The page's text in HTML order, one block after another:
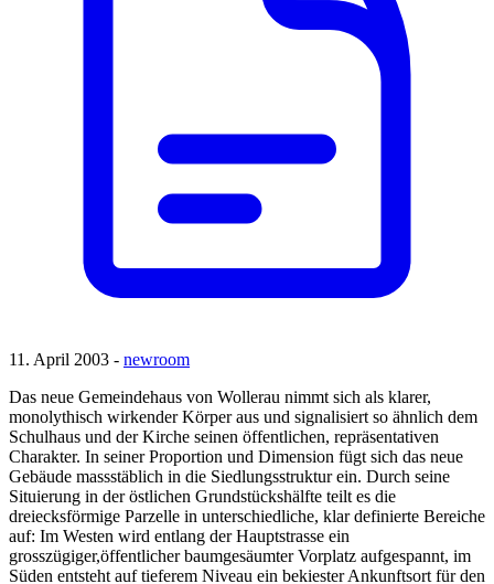
11. April 2003 - newroom
Das neue Gemeindehaus von Wollerau nimmt sich als klarer,
monolythisch wirkender Körper aus und signalisiert so ähnlich dem
Schulhaus und der Kirche seinen öffentlichen, repräsentativen
Charakter. In seiner Proportion und Dimension fügt sich das neue
Gebäude massstäblich in die Siedlungsstruktur ein. Durch seine
Situierung in der östlichen Grundstückshälfte teilt es die
dreiecksförmige Parzelle in unterschiedliche, klar definierte Bereiche
auf: Im Westen wird entlang der Hauptstrasse ein
grosszügiger,öffentlicher baumgesäumter Vorplatz aufgespannt, im
Süden entsteht auf tieferem Niveau ein bekiester Ankunftsort für den